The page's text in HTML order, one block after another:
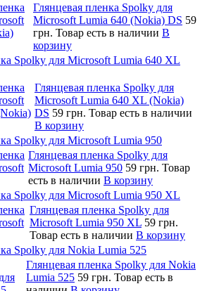
Глянцевая пленка Spolky для
Microsoft Lumia 640 (Nokia) DS 59
грн. Товар есть в наличии В
корзину
Spolky для Microsoft Lumia 640 XL
Глянцевая пленка Spolky для
Microsoft Lumia 640 XL (Nokia)
DS 59 грн. Товар есть в наличии
В корзину
Spolky для Microsoft Lumia 950
Глянцевая пленка Spolky для
Microsoft Lumia 950 59 грн. Товар
есть в наличии В корзину
Spolky для Microsoft Lumia 950 XL
Глянцевая пленка Spolky для
Microsoft Lumia 950 XL 59 грн.
Товар есть в наличии В корзину
Spolky для Nokia Lumia 525
Глянцевая пленка Spolky для Nokia
Lumia 525 59 грн. Товар есть в